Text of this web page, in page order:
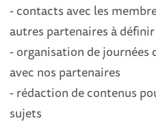
- contacts avec les
autres partenaires à
- organisation de journées
avec nos partenaires
- rédaction de contenus
sujets